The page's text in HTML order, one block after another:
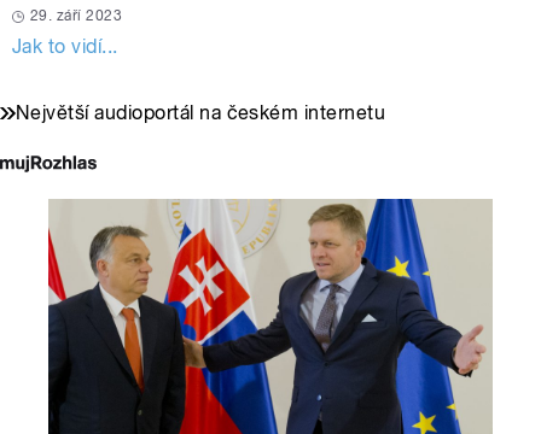
29. září 2023
Jak to vidí...
Největší audioportál na českém internetu